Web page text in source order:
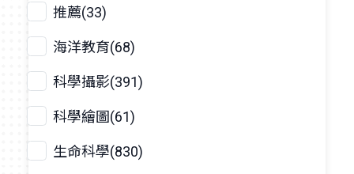
推薦(33)
海洋教育(68)
科學攝影(391)
科學繪圖(61)
生命科學(830)